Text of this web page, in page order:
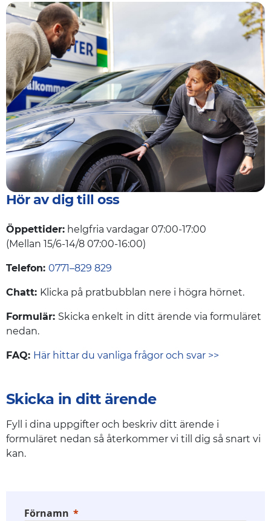
Hör av dig till oss
Öppettider: helgfria vardagar 07:00-17:00
(Mellan 15/6-14/8 07:00-16:00)
Telefon: 0771–829 829
Chatt: Klicka på pratbubblan nere i högra hörnet.
Formulär: Skicka enkelt in ditt ärende via formuläret
nedan.
FAQ: Här hittar du vanliga frågor och svar >>
Skicka in ditt ärende
Fyll i dina uppgifter och beskriv ditt ärende i
formuläret nedan så återkommer vi till dig så snart vi
kan.
Förnamn